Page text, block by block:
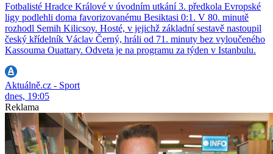
Fotbalisté Hradce Králové v úvodním utkání 3. předkola Evropské
ligy podlehli doma favorizovanému Besiktasi 0:1. V 80. minutě
rozhodl Semih Kilicsoy. Hosté, v jejichž základní sestavě nastoupil
český křídelník Václav Černý, hráli od 71. minuty bez vyloučeného
Kassouma Ouattary. Odveta je na programu za týden v Istanbulu.
Aktuálně.cz - Sport
dnes, 19:05
Reklama